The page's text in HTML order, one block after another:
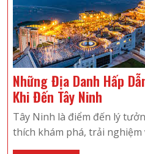
Những Địa Danh Hấp
Khi Đến Tây Ninh Những
Địa
Danh
Hấp
Tây Ninh là điểm đến lý
thích khám phá, trải nghiệm